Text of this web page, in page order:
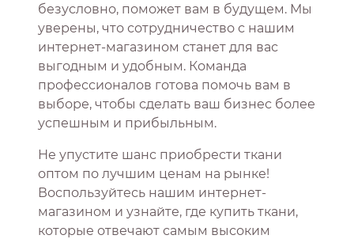
безусловно, поможет вам в будущем. Мы
уверены, что сотрудничество с нашим
интернет-магазином станет для вас
выгодным и удобным. Команда
профессионалов готова помочь вам в
выборе, чтобы сделать ваш бизнес более
успешным и прибыльным.
Не упустите шанс приобрести ткани
оптом по лучшим ценам на рынке!
Воспользуйтесь нашим интернет-
магазином и узнайте, где купить ткани,
которые отвечают самым высоким